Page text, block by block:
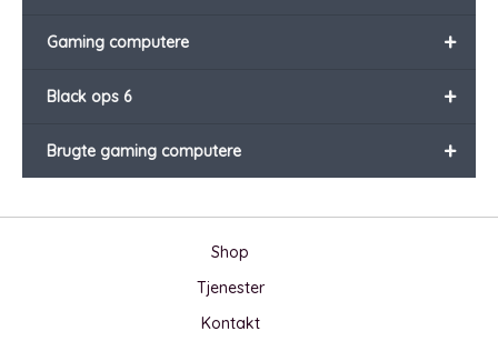
+
Gaming computere
+
Black ops 6
+
Brugte gaming computere
Shop
Tjenester
Kontakt